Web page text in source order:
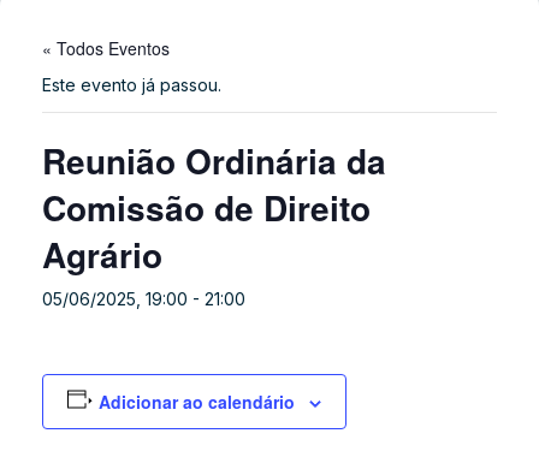
« Todos Eventos
Este evento já passou.
Reunião Ordinária da
Comissão de Direito
Agrário
05/06/2025, 19:00 - 21:00
Adicionar ao calendário